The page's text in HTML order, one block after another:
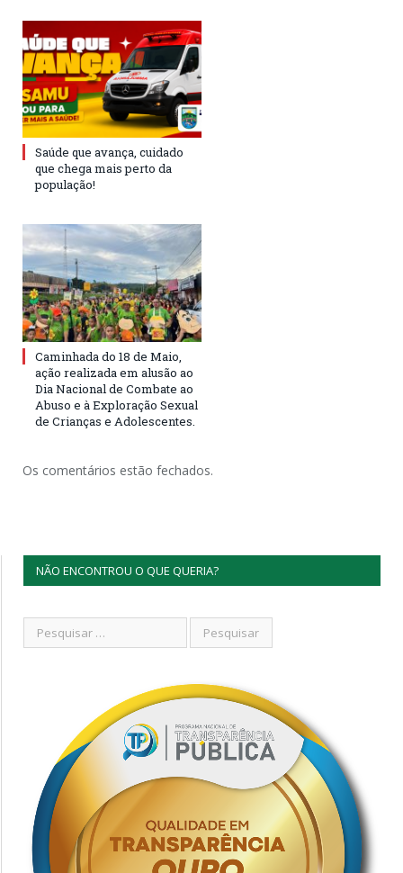
Saúde que avança, cuidado
que chega mais perto da
população!
Caminhada do 18 de Maio,
ação realizada em alusão ao
Dia Nacional de Combate ao
Abuso e à Exploração Sexual
de Crianças e Adolescentes.
Os comentários estão fechados.
NÃO ENCONTROU O QUE QUERIA?